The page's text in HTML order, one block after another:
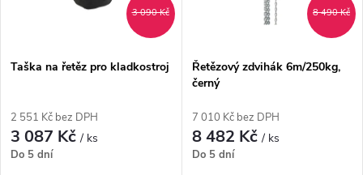
p
r
o
s
r
3 090 Kč
Taška na řetěz pro kladkostroj
2 551 Kč bez DPH
3 087 Kč/ ks
Do 5 dní
8 490 Kč
Řetězový zdvihák 6m/250kg,
černý
7 010 Kč bez DPH
8 482 Kč/ ks
Do 5 dní